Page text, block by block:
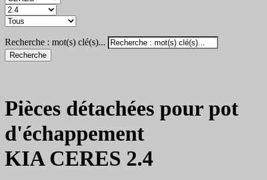
Recherche : mot(s) clé(s)...
Recherche
Pièces détachées pour pot
d'échappement
KIA CERES 2.4